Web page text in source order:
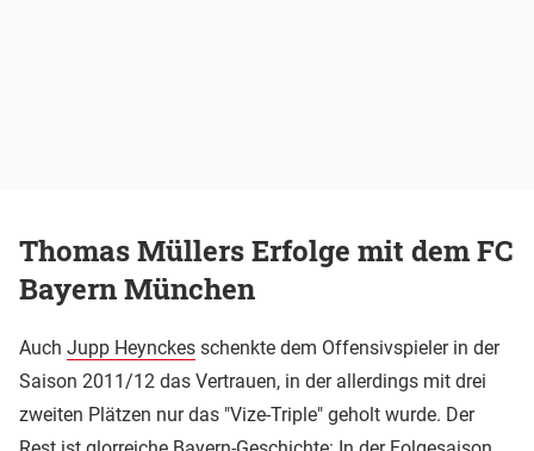
Thomas Müllers Erfolge mit dem FC
Bayern München
Auch Jupp Heynckes schenkte dem Offensivspieler in der
Saison 2011/12 das Vertrauen, in der allerdings mit drei
zweiten Plätzen nur das "Vize-Triple" geholt wurde. Der